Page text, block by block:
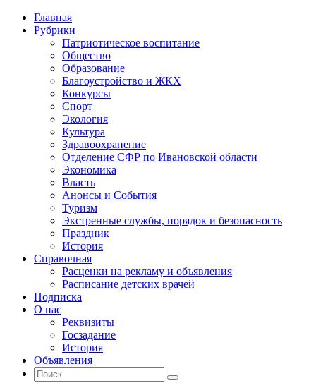
Главная
Рубрики
Патриотическое воспитание
Общество
Образование
Благоустройство и ЖКХ
Конкурсы
Спорт
Экология
Культура
Здравоохранение
Отделение СФР по Ивановской области
Экономика
Власть
Анонсы и События
Туризм
Экстренные службы, порядок и безопасность
Праздник
История
Справочная
Расценки на рекламу и объявления
Расписание детских врачей
Подписка
О нас
Реквизиты
Госзадание
История
Объявления
Поиск
Искать:
Поиск